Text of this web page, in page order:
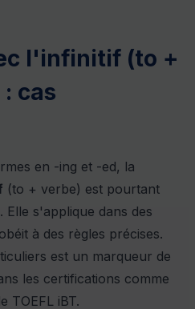
l'infinitif (to +
cas
en -ing et -ed, la
(to + verbe) est pourtant
s'applique dans des
à des règles précises.
est un marqueur de
les certifications comme
TOEFL iBT.